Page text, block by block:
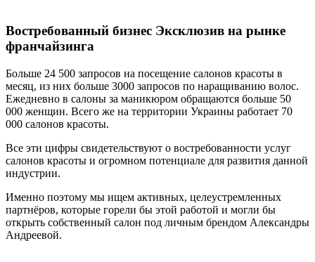
Востребованный бизнес Эксклюзив на рынке
франчайзинга
Больше 24 500 запросов на посещение салонов красоты в
месяц, из них больше 3000 запросов по наращиванию волос.
Ежедневно в салоны за маникюром обращаются больше 50
000 женщин. Всего же на территории Украины работает 70
000 салонов красоты.
Все эти цифры свидетельствуют о востребованности услуг
салонов красоты и огромном потенциале для развития данной
индустрии.
Именно поэтому мы ищем активных, целеустремленных
партнёров, которые горели бы этой работой и могли бы
открыть собственный салон под личным брендом Александры
Андреевой.